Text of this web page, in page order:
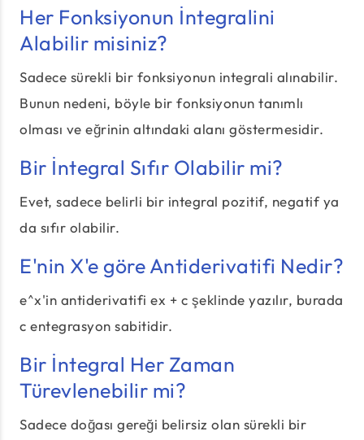
Her Fonksiyonun İntegralini
Alabilir misiniz?
Sadece sürekli bir fonksiyonun integrali alınabilir.
Bunun nedeni, böyle bir fonksiyonun tanımlı
olması ve eğrinin altındaki alanı göstermesidir.
Bir İntegral Sıfır Olabilir mi?
Evet, sadece belirli bir integral pozitif, negatif ya
da sıfır olabilir.
E'nin X'e göre Antiderivatifi Nedir?
e^x'in antiderivatifi ex + c şeklinde yazılır, burada
c entegrasyon sabitidir.
Bir İntegral Her Zaman
Türevlenebilir mi?
Sadece doğası gereği belirsiz olan sürekli bir